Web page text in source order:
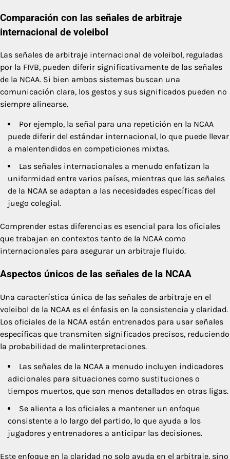
Comparación con las señales de arbitraje
internacional de voleibol
Las señales de arbitraje internacional de voleibol, reguladas
por la FIVB, pueden diferir significativamente de las señales
de la NCAA. Si bien ambos sistemas buscan una
comunicación clara, los gestos y sus significados pueden no
siempre alinearse.
Por ejemplo, la señal para una repetición en la NCAA
puede diferir del estándar internacional, lo que puede llevar
a malentendidos en competiciones mixtas.
Las señales internacionales a menudo enfatizan la
uniformidad entre varios países, mientras que las señales
de la NCAA se adaptan a las necesidades específicas del
juego colegial.
Comprender estas diferencias es esencial para los oficiales
que trabajan en contextos tanto de la NCAA como
internacionales para asegurar un arbitraje fluido.
Aspectos únicos de las señales de la NCAA
Una característica única de las señales de arbitraje en el
voleibol de la NCAA es el énfasis en la consistencia y claridad.
Los oficiales de la NCAA están entrenados para usar señales
específicas que transmiten significados precisos, reduciendo
la probabilidad de malinterpretaciones.
Las señales de la NCAA a menudo incluyen indicadores
adicionales para situaciones como sustituciones o
tiempos muertos, que son menos detallados en otras ligas.
Se alienta a los oficiales a mantener un enfoque
consistente a lo largo del partido, lo que ayuda a los
jugadores y entrenadores a anticipar las decisiones.
Este enfoque en la claridad no solo ayuda en el arbitraje, sino